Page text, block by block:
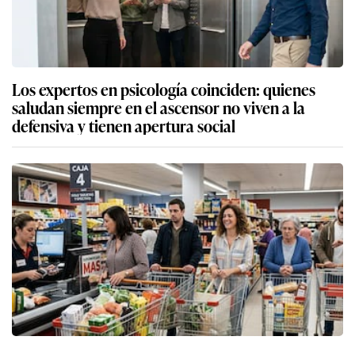
Los expertos en psicología coinciden: quienes
saludan siempre en el ascensor no viven a la
defensiva y tienen apertura social